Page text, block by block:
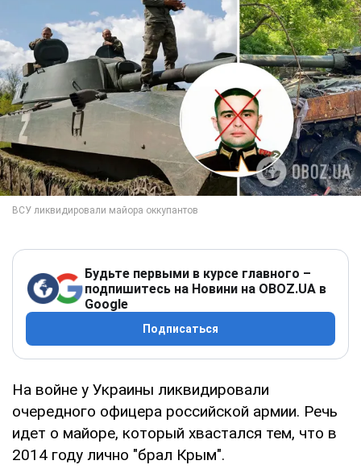
Будьте первыми в курсе главного –
подпишитесь на Новини на OBOZ.UA в
Google
Подписаться
На войне у Украины ликвидировали
очередного офицера российской армии. Речь
идет о майоре, который хвастался тем, что в
2014 году лично "брал Крым".